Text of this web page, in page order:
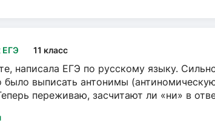
ЕГЭ 11 класс
написала ЕГЭ по русскому языку.
выписать антонимы
переживаю, засчитают ли «ни» в